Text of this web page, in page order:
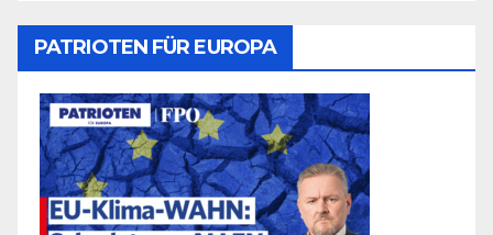
PATRIOTEN FÜR EUROPA